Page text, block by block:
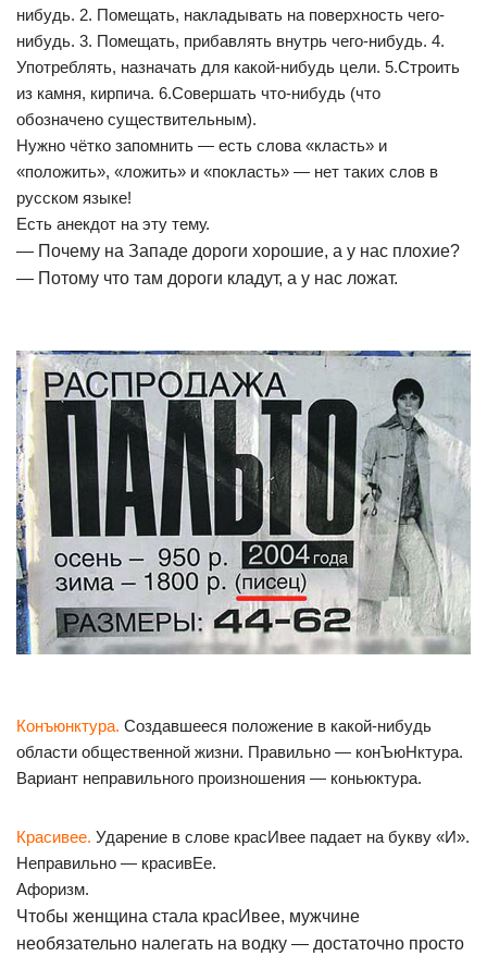
нибудь. 2. Помещать, накладывать на поверхность чего-
нибудь. 3. Помещать, прибавлять внутрь чего-нибудь. 4.
Употреблять, назначать для какой-нибудь цели. 5.Строить
из камня, кирпича. 6.Совершать что-нибудь (что
обозначено существительным).
Нужно чётко запомнить — есть слова «класть» и
«положить», «ложить» и «покласть» — нет таких слов в
русском языке!
Есть анекдот на эту тему.
— Почему на Западе дороги хорошие, а у нас плохие?
— Потому что там дороги кладут, а у нас ложат.
Конъюнктура. Создавшееся положение в какой-нибудь
области общественной жизни. Правильно — конЪюНктура.
Вариант неправильного произношения — коньюктура.
Красивее. Ударение в слове красИвее падает на букву «И».
Неправильно — красивЕе.
Афоризм.
Чтобы женщина стала красИвее, мужчине
необязательно налегать на водку — достаточно просто